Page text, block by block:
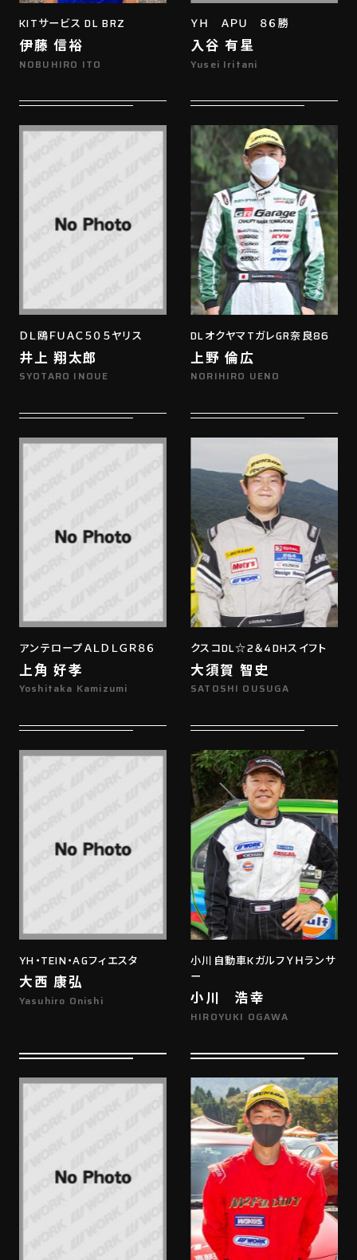
KITサービス DL BRZ
伊藤 信裕
NOBUHIRO ITO
ＹＨ ＡＰＵ ８６勝
入谷 有星
Yusei Iritani
ＤＬ鴎ＦＵＡＣ５０５ヤリス
井上 翔太郎
SYOTARO INOUE
DLオクヤマTガレGR奈良86
上野 倫広
NORIHIRO UENO
アンテロープＡＬＤＬＧＲ８６
上角 好孝
Yoshitaka Kamizumi
クスコDL☆2＆4DHスイフト
大須賀 智史
SATOSHI OUSUGA
YH・TEIN・AGフィエスタ
大西 康弘
Yasuhiro Onishi
小川自動車KガルフＹＨランサ
ー
小川 浩幸
HIROYUKI OGAWA